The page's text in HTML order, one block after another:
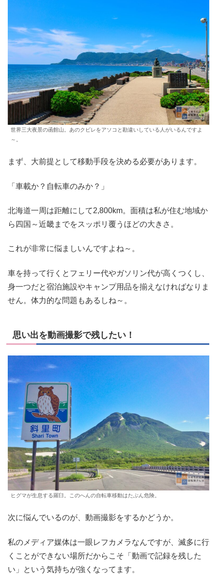
世界三大夜景の函館山。あのクビレをアソコと勘違いしている人がいるんですよ
～。
まず、大前提として移動手段を決める必要があります。
「車載か？自転車のみか？」
北海道一周は距離にして2,800km。面積は私が住む地域か
ら四国～近畿までをスッポリ覆うほどの大きさ。
これが非常に悩ましいんですよね～。
車を持って行くとフェリー代やガソリン代が高くつくし、
身一つだと宿泊施設やキャンプ用品を揃えなければなりま
せん。体力的な問題もあるしね～。
思い出を動画撮影で残したい！
ヒグマが生息する羅臼。このへんの自転車移動はたぶん危険。
次に悩んでいるのが、動画撮影をするかどうか。
私のメディア媒体は一眼レフカメラなんですが、滅多に行
くことができない場所だからこそ「動画で記録を残した
い」という気持ちが強くなってます。